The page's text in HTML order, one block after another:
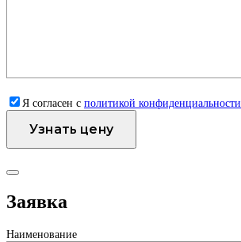
Я согласен с политикой конфиденциальности
Заявка
Наименование